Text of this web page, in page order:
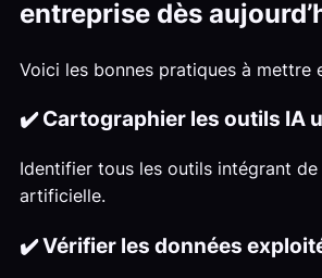
entreprise dès
Voici les bonnes pratiques à mettre
✔️ Cartographier les outils IA
Identifier tous les outils intégrant de
artificielle.
✔️ Vérifier les données